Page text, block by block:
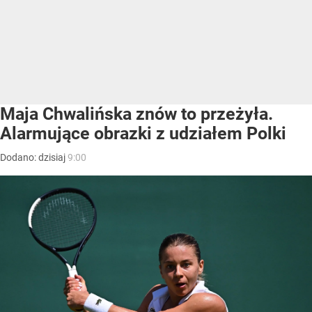
Maja Chwalińska znów to przeżyła.
Alarmujące obrazki z udziałem Polki
Dodano:dzisiaj9:00